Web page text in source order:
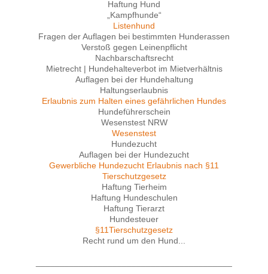
Haftung Hund
„Kampfhunde“
Listenhund
Fragen der Auflagen bei bestimmten Hunderassen
Verstoß gegen Leinenpflicht
Nachbarschaftsrecht
Mietrecht | Hundehalteverbot im Mietverhältnis
Auflagen bei der Hundehaltung
Haltungserlaubnis
Erlaubnis zum Halten eines gefährlichen Hundes
Hundeführerschein
Wesenstest NRW
Wesenstest
Hundezucht
Auflagen bei der Hundezucht
Gewerbliche Hundezucht Erlaubnis nach §11
Tierschutzgesetz
Haftung Tierheim
Haftung Hundeschulen
Haftung Tierarzt
Hundesteuer
§11Tierschutzgesetz
Recht rund um den Hund...